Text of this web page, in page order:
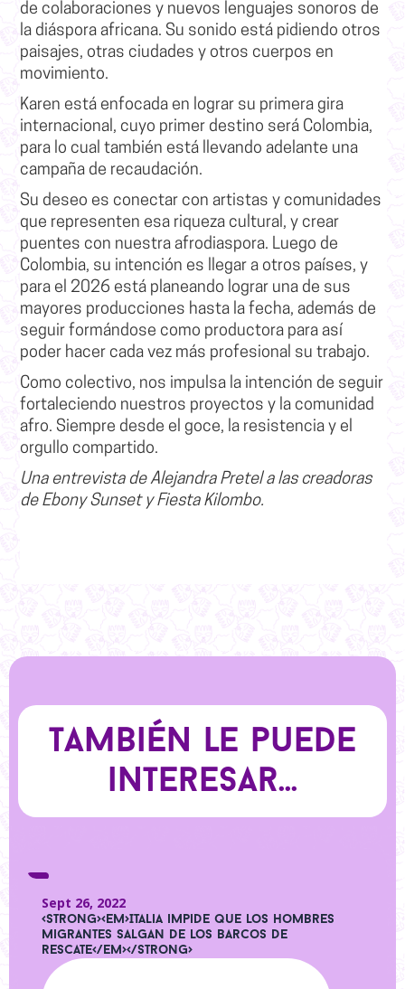
de colaboraciones y nuevos lenguajes sonoros de
la diáspora africana. Su sonido está pidiendo otros
paisajes, otras ciudades y otros cuerpos en
movimiento.
Karen está enfocada en lograr su primera gira
internacional, cuyo primer destino será Colombia,
para lo cual también está llevando adelante una
campaña de recaudación.
Su deseo es conectar con artistas y comunidades
que representen esa riqueza cultural, y crear
puentes con nuestra afrodiaspora. Luego de
Colombia, su intención es llegar a otros países, y
para el 2026 está planeando lograr una de sus
mayores producciones hasta la fecha, además de
seguir formándose como productora para así
poder hacer cada vez más profesional su trabajo.
Como colectivo, nos impulsa la intención de seguir
fortaleciendo nuestros proyectos y la comunidad
afro. Siempre desde el goce, la resistencia y el
orgullo compartido.
Una entrevista de Alejandra Pretel a las creadoras
de Ebony Sunset y Fiesta Kilombo.
También le puede
interesar...
Sept 26, 2022
<strong><em>Italia impide que los hombres
migrantes salgan de los barcos de
rescate</em></strong>